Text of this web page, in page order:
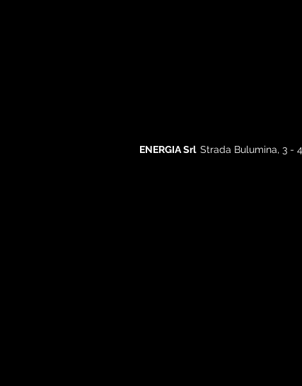
ENERGIA Srl Strada Bulumina, 3 -